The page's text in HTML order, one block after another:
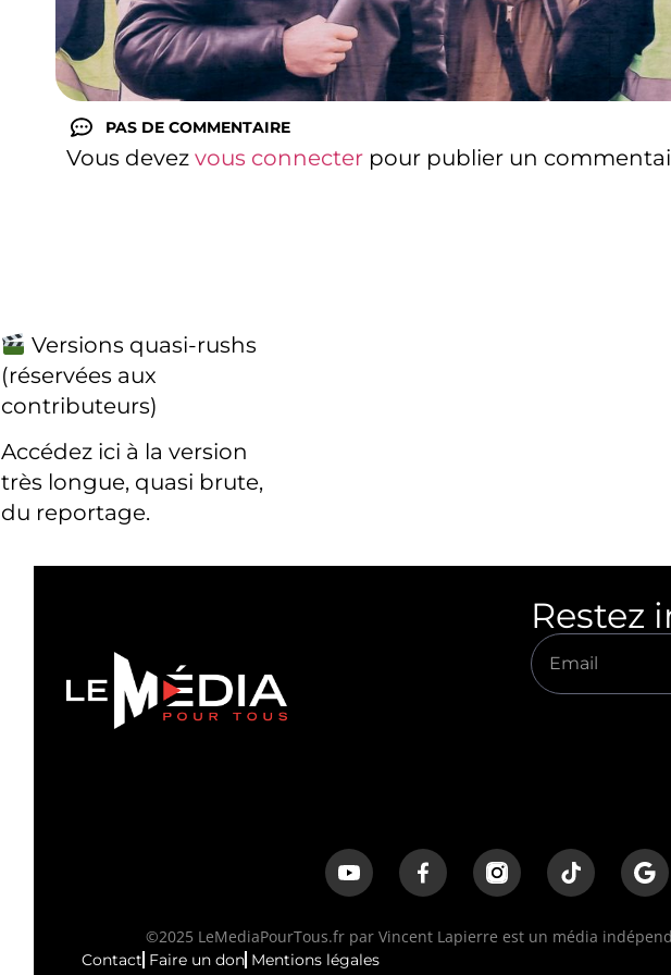
PAS DE COMMENTAIRE
Vous devez vous connecter pour publier un
Versions quasi-rushs
(réservées aux
contributeurs)
Accédez ici à la version
très longue, quasi brute,
du reportage.
Restez
©2025 LeMediaPourTous.fr par Vincent Lapierre est un média
Contact Faire un don Mentions légales